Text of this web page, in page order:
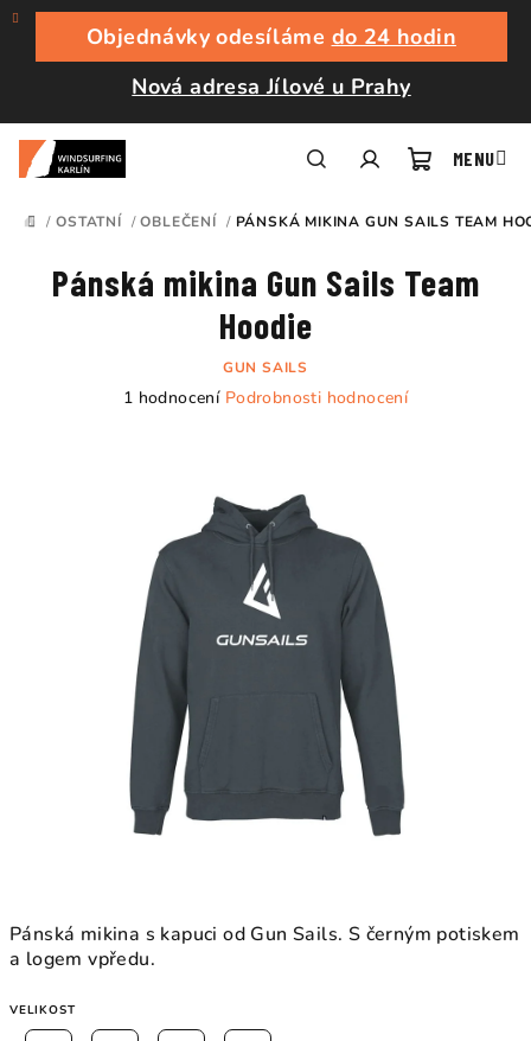
Přejít
obsah
Objednávky odesíláme do 24 hodin
Nová adresa Jílové u Prahy
košík
DOMŮ
/ OSTATNÍ / OBLEČENÍ / PÁNSKÁ MIKINA GUN SAILS TEAM
Pánská mikina s kapuci od Gun Sails. S černým potiskem
a logem vpředu.
VELIKOST
Pánská mikina Gun Sails Team
Hoodie
GUN SAILS
Průměrné
hvězdiček.
1 hodnocení Podrobnosti hodnocení